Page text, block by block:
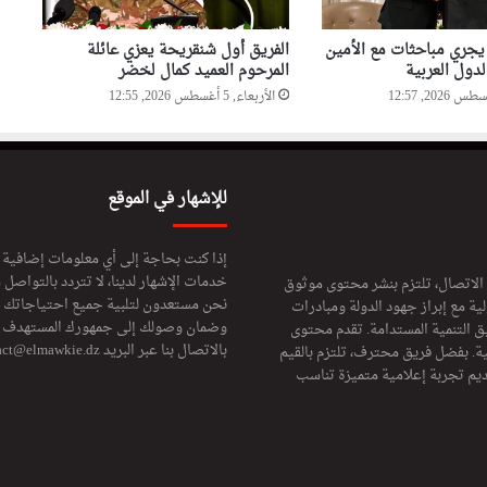
مباحثات مع الأمين
العربية
الفريق أول شنقريحة يعزي عائلة
المرحوم العميد كمال لخضر
الأربعاء, 5 أغسطس 2026, 12:55
تلتزم بنشر محتوى موثوق
مع إبراز جهود الدولة ومبادرات
التنمية المستدامة. تقدم محتوى
بفضل فريق محترف، تلتزم بالقيم
تجربة إعلامية متميزة تناسب
للإشهار في الموقع
إذا كنت بحاجة إلى أي معلومات
خدمات الإشهار لدينا، لا تتردد بالتواصل
نحن مستعدون لتلبية جميع احتياجاتك
وضمان وصولك إلى جمهورك المستهدف
بالاتصال بنا عبر البريد